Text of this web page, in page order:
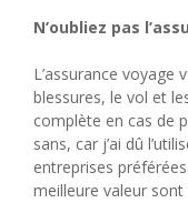
N’oubliez pas
L’assurance voyage
blessures, le vol et
complète en cas de
sans, car j’ai dû
entreprises
meilleure valeur sont